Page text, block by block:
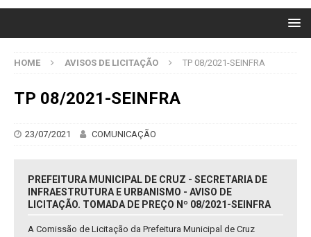
HOME AVISOS DE LICITAÇÃO TP 08/2021-SEINFRA
TP 08/2021-SEINFRA
23/07/2021 COMUNICAÇÃO
PREFEITURA MUNICIPAL DE CRUZ - SECRETARIA DE
INFRAESTRUTURA E URBANISMO - AVISO DE
LICITAÇÃO. TOMADA DE PREÇO Nº 08/2021-SEINFRA
A Comissão de Licitação da Prefeitura Municipal de Cruz